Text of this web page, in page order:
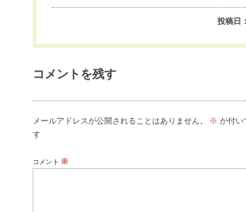
投稿日
コメントを残す
メールアドレスが公開されることはありません。 ※ が付い
す
コメント ※